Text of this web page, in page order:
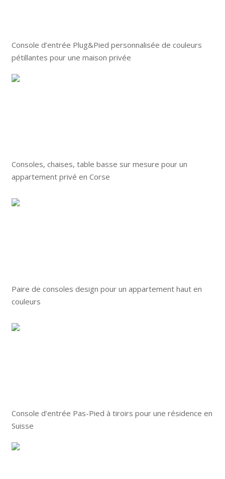
Console d’entrée Plug&Pied personnalisée de couleurs
pétillantes pour une maison privée
Consoles, chaises, table basse sur mesure pour un
appartement privé en Corse
Paire de consoles design pour un appartement haut en
couleurs
Console d’entrée Pas-Pied à tiroirs pour une résidence en
Suisse